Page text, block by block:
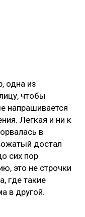
одна из
чтобы
напрашивается
Легкая и ни к
в
достал
сих пор
это не строчки
где такие
в другой.